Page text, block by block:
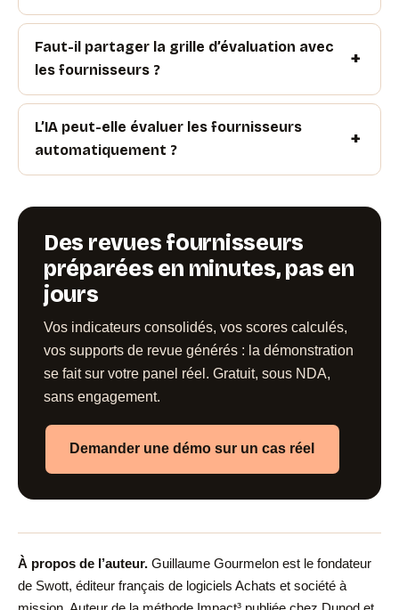
Faut-il partager la grille d’évaluation avec
les fournisseurs ?
L’IA peut-elle évaluer les fournisseurs
automatiquement ?
Des revues fournisseurs
préparées en minutes, pas en
jours
Vos indicateurs consolidés, vos scores calculés,
vos supports de revue générés : la démonstration
se fait sur votre panel réel. Gratuit, sous NDA,
sans engagement.
Demander une démo sur un cas réel
À propos de l’auteur. Guillaume Gourmelon est le fondateur
de Swott, éditeur français de logiciels Achats et société à